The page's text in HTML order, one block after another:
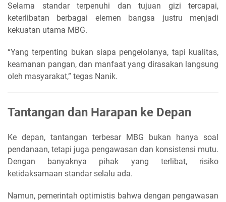
Selama standar terpenuhi dan tujuan gizi tercapai,
keterlibatan berbagai elemen bangsa justru menjadi
kekuatan utama MBG.
“Yang terpenting bukan siapa pengelolanya, tapi kualitas,
keamanan pangan, dan manfaat yang dirasakan langsung
oleh masyarakat,” tegas Nanik.
Tantangan dan Harapan ke Depan
Ke depan, tantangan terbesar MBG bukan hanya soal
pendanaan, tetapi juga pengawasan dan konsistensi mutu.
Dengan banyaknya pihak yang terlibat, risiko
ketidaksamaan standar selalu ada.
Namun, pemerintah optimistis bahwa dengan pengawasan